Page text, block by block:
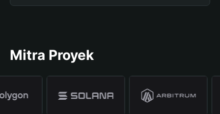
Mitra Proyek